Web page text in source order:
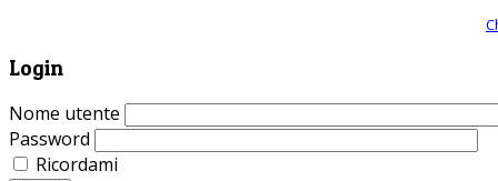
Login
Nome utente
Password
Ricordami